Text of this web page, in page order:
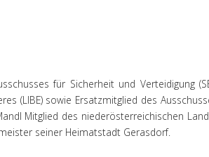
für Sicherheit und Verteidigung
(LIBE) sowie Ersatzmitglied des
Mitglied des niederösterreichischen
seiner Heimatstadt Gerasdorf.